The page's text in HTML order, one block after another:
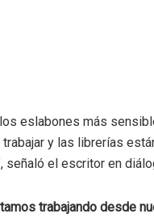
eslabones más
y las librerías
señaló el escritor en
trabajando desde